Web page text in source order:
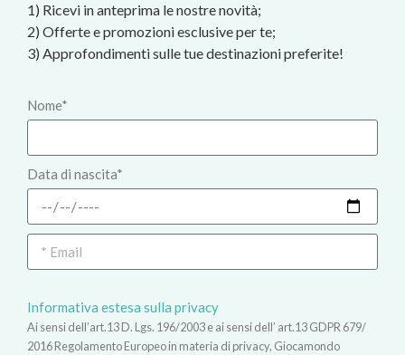
1) Ricevi in anteprima le nostre novità;
2) Offerte e promozioni esclusive per te;
3) Approfondimenti sulle tue destinazioni preferite!
Nome*
Data di nascita*
Informativa estesa sulla privacy
Ai sensi dell’art.13 D. Lgs. 196/2003 e ai sensi dell’ art.13 GDPR 679/
2016 Regolamento Europeo in materia di privacy, Giocamondo